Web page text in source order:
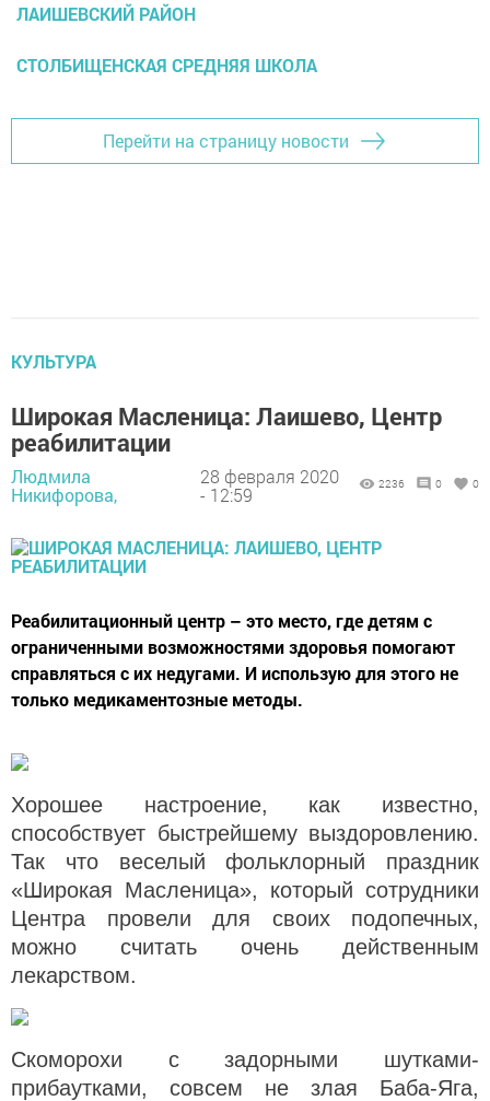
ЛАИШЕВСКИЙ РАЙОН
СТОЛБИЩЕНСКАЯ СРЕДНЯЯ ШКОЛА
Перейти на страницу новости
КУЛЬТУРА
Широкая Масленица: Лаишево, Центр
реабилитации
Людмила
Никифорова,
28 февраля 2020
- 12:59
2236 0 0
Реабилитационный центр – это место, где детям с
ограниченными возможностями здоровья помогают
справляться с их недугами. И использую для этого не
только медикаментозные методы.
Хорошее настроение, как известно,
способствует быстрейшему выздоровлению.
Так что веселый
фольклорный праздник
«Широкая Масленица», который сотрудники
Центра провели для своих подопечных,
можно считать очень действенным
лекарством.
Скоморохи с задорными шутками-
прибаутками, совсем не злая Баба-Яга,